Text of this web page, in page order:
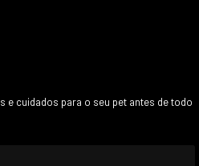
e cuidados para o seu pet antes de todo